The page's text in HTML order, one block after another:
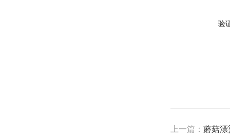
验
上一篇：蘑菇漂